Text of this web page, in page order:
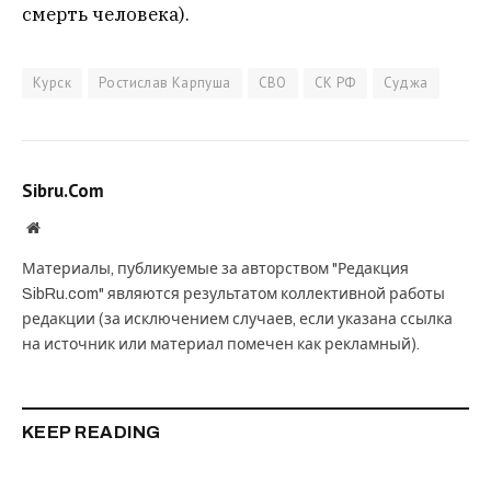
смерть человека).
Курск Ростислав Карпуша СВО СК РФ Суджа
Sibru.Com
Website
Материалы, публикуемые за авторством "Редакция
SibRu.com" являются результатом коллективной работы
редакции (за исключением случаев, если указана ссылка
на источник или материал помечен как рекламный).
KEEP READING